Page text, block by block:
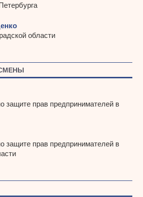
области
защите прав предпринимателей в
защите прав предпринимателей в